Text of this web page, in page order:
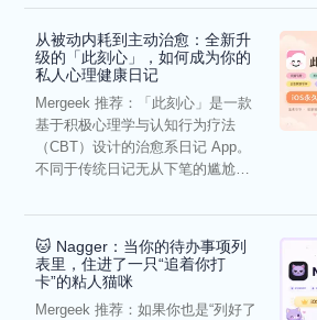
从被动内耗到主动治愈：全新升
级的「此刻心」，如何成为你的
私人心理健康日记
Mergeek 推荐：「此刻心」是一款
基于积极心理学与认知行为疗法
（CBT）设计的治愈系日记 App。
不同于传统日记无从下笔的尴尬，
🐱 Nagger：当你的待办事项列
表里，住进了一只“追着你打
卡”的粘人猫咪
Mergeek 推荐：如果你也是“列好了